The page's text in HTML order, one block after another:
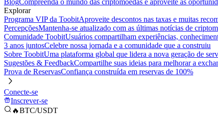
BlogCompreenda o mundo das criptomoedas e aproveite as
Explorar
Programa VIP da ToobitAproveite descontos nas taxas e muitas
PercepçõesMantenha-se atualizado com as últimas notícias de
Comunidade ToobitUsuários compartilham experiências,
3 anos juntosCelebre nossa jornada e a comunidade que a construiu
Sobre ToobitUma plataforma global que lidera a nova geração de
Sugestões & FeedbackCompartilhe suas ideias para melhorar a
Prova de ReservasConfiança construída em reservas de 100%
Conecte-se
Inscrever-se
🔥BTC/USDT